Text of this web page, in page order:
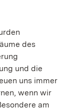
des
und die
uns immer
wenn wir
am